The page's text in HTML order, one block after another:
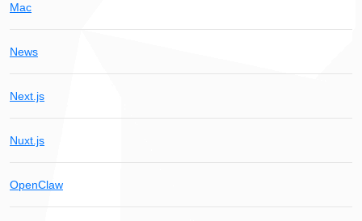
Mac
News
Next.js
Nuxt.js
OpenClaw